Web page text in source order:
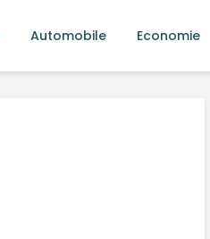
Automobile Economie